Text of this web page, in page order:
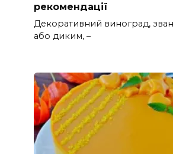
рекомендації
Декоративний виноград,
або диким, –